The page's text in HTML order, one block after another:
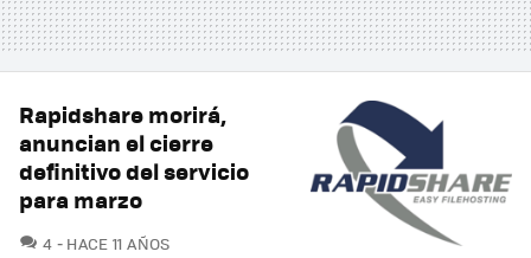
Rapidshare morirá,
anuncian el cierre
definitivo del servicio
para marzo
4 COMENTARIOS
HACE 11 AÑOS